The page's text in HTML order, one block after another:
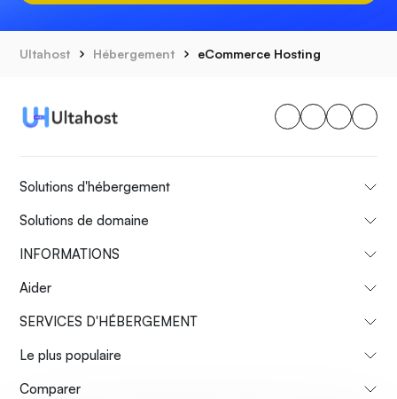
Ultahost Hébergement eCommerce Hosting
Solutions d'hébergement
Solutions de domaine
INFORMATIONS
Aider
SERVICES D'HÉBERGEMENT
Le plus populaire
Comparer